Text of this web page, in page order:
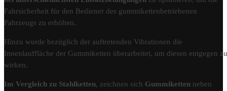
Fahrsicherheit für den Bediener des gummikettenbetriebenen
Fahrzeugs zu erhöhen.
Hinzu wurde bezüglich der auftretenden Vibrationen die
Innenlauffläche der Gummiketten überarbeitet, um diesen entgegen zu
wirken.
Im Vergleich zu Stahlketten, zeichnen sich Gummiketten neben